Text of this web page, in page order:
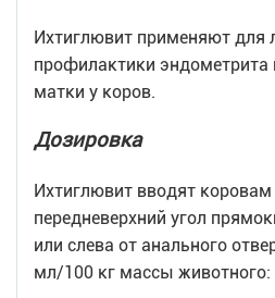
Ихтиглювит применяют для
профилактики эндометрита
матки у коров.
Дозировка
Ихтиглювит вводят коровам
передневерхний угол
или слева от анального
мл/100 кг массы животного: